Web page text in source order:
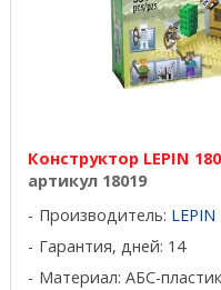
Конструктор LEPIN
артикул 18019
Производитель: LEPIN
Гарантия, дней: 14
Материал: АБС-пластик